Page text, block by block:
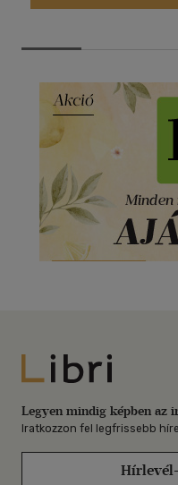
Libri
Legyen mindig képben az
Iratkozzon fel legfrissebb